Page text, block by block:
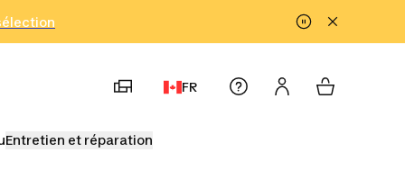
FR
Entretien et réparation